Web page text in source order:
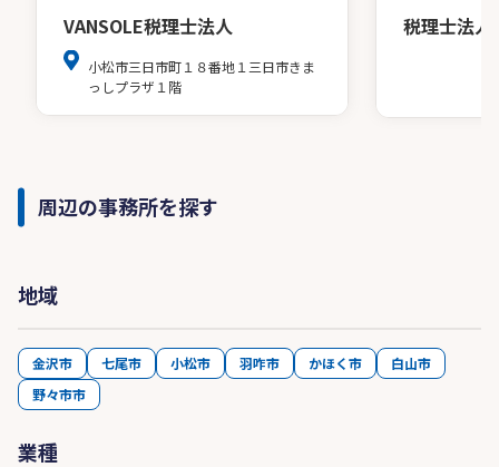
VANSOLE税理士法人
小松市三日市町１８番地１三日市きま
っしプラザ１階
税理士法人
周辺の事務所を探す
地域
金沢市 七尾市 小松市 羽咋市 かほく市
白山市
野々市市
業種